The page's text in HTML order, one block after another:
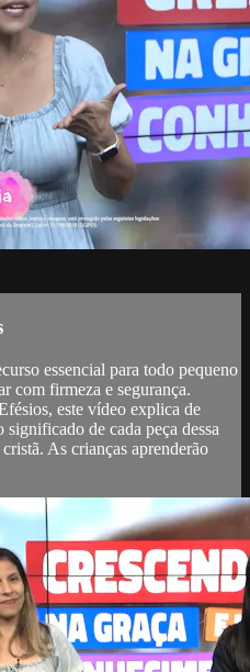
essencial para todo pequeno
com firmeza e segurança.
este vídeo explica de
de cada peça dessa
As crianças aprenderão